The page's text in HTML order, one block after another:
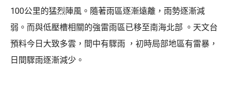
100公里的猛烈陣風。隨著雨區逐漸遠離，雨勢逐漸減
弱。而與低壓槽相關的強雷雨區已移至南海北部 。天文台
預料今日大致多雲，間中有驟雨 ，初時局部地區有雷暴，
日間驟雨逐漸減少。